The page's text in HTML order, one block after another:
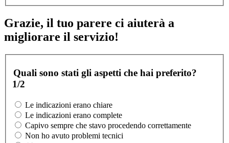
Grazie, il tuo parere ci aiuterà a
migliorare il servizio!
Quali sono stati gli aspetti che hai preferito?
1/2
Le indicazioni erano chiare
Le indicazioni erano complete
Capivo sempre che stavo procedendo correttamente
Non ho avuto problemi tecnici